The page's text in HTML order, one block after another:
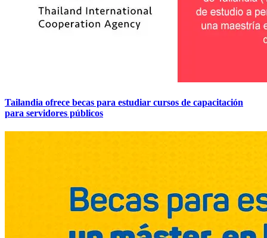
Tailandia ofrece becas para estudiar cursos de capacitación
para servidores públicos